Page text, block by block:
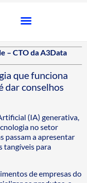
– CTO da A3Data
que funciona
dar conselhos
(IA) generativa,
no setor
passam a apresentar
tangíveis para
de empresas do